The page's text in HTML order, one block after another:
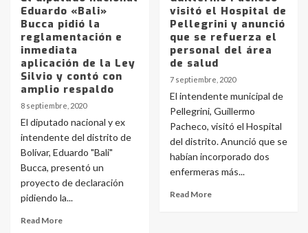
Eduardo «Bali»
Bucca pidió la
reglamentación e
inmediata
aplicación de la Ley
Silvio y contó con
amplio respaldo
8 septiembre, 2020
El diputado nacional y ex
intendente del distrito de
Bolívar, Eduardo "Bali"
Bucca, presentó un
proyecto de declaración
pidiendo la...
Read More
visitó el Hospital de
Pellegrini y anunció
que se refuerza el
personal del área
de salud
7 septiembre, 2020
El intendente municipal de
Pellegrini, Guillermo
Pacheco, visitó el Hospital
del distrito. Anunció que se
habían incorporado dos
enfermeras más...
Read More